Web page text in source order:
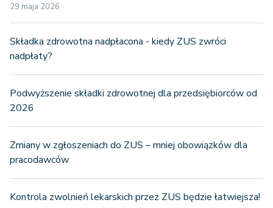
29 maja 2026
Składka zdrowotna nadpłacona - kiedy ZUS zwróci
nadpłaty?
Podwyższenie składki zdrowotnej dla przedsiębiorców od
2026
Zmiany w zgłoszeniach do ZUS – mniej obowiązków dla
pracodawców
Kontrola zwolnień lekarskich przez ZUS będzie łatwiejsza!